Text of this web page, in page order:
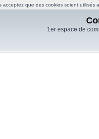
1er espace de
que des cookies soient